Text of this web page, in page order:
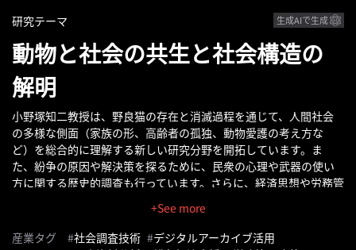
ス
へ
事
一
覧
へ
稿/
研究テーマ 生成AIで生成
動物と社会の共生と社会構造の
解明
小野塚知二教授は、野良猫の存在と消滅過程を通じて、人間社会
の多様な側面（家族の形、高齢者の孤独、動物愛護の考え方な
ど）を総合的に理解する新しい研究分野を開拓しています。ま
た、紛争の原因や解決策を探るために、民衆の心理や武器の使い
方に関する歴史的調査も行っています。さらに、経済思想や労務管
察しています。これらの研究を通じて、現代社会の複雑な問題を多
角的に捉え、動物と人間の共生や紛争の根本的な理解に基づく持
+See more
産業タグ
社会調査技術
デジタルアーカイブ活用